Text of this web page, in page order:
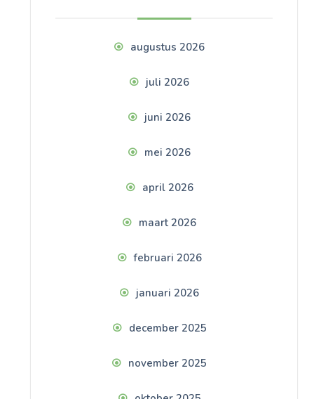
augustus 2026
juli 2026
juni 2026
mei 2026
april 2026
maart 2026
februari 2026
januari 2026
december 2025
november 2025